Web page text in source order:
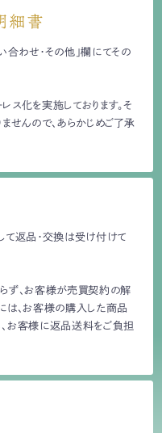
細書
わせ・その他」欄にてその
化を実施しております。そ
せんので、あらかじめご了承
て返品・交換は受け付けて
ず、お客様が売買契約の解
は、お客様の購入した商品
お客様に返品送料をご負担